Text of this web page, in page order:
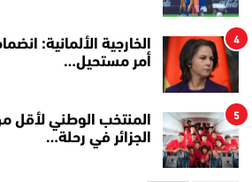
4
الخارجية الألمانية:
أمر مستحيل…
5
الجزائر في رحلة…